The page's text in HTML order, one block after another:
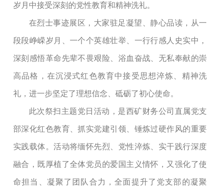
岁月中接受深刻的党性教育和精神洗礼。
在烈士事迹展区，大家驻足凝望、静心品读，从一
段段峥嵘岁月、一个个英雄壮举、一行行感人史实中，
深刻感悟革命先辈不畏艰险、浴血奋战、无私奉献的崇
高品格，在沉浸式红色教育中接受思想淬炼、精神洗
礼，进一步坚定了理想信念、砥砺了初心使命。
此次祭扫主题党日活动，是西矿财务公司直属党支
部深化红色教育、抓实党建引领、锤炼过硬作风的重要
实践载体。活动将缅怀先烈、党性淬炼、实干践行深度
融合，既厚植了全体党员的爱国主义情怀，又强化了使
命担当、凝聚了团队合力，全面提升了党支部的凝聚